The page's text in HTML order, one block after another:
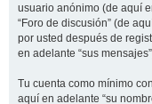
usuario anónimo (de aquí
“Foro de discusión” (de
por usted después de
en adelante “sus
Tu cuenta como mínimo
aquí en adelante “su